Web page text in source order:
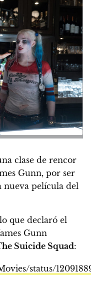
clase de rencor
Gunn, por ser
nueva película del
que declaró el
Gunn
Suicide Squad:
status/